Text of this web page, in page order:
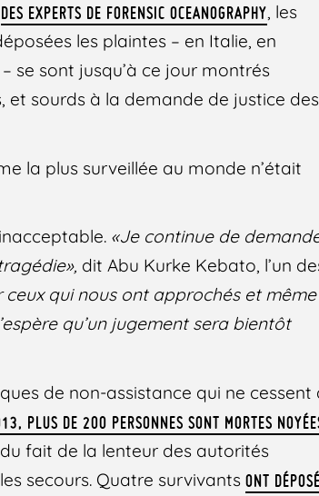
DES EXPERTS DE FORENSIC OCEANOGRAPHY, les
les plaintes – en Italie, en
se sont jusqu’à ce jour montrés
sourds à la demande de justice des
la plus surveillée au monde n’était
«Je continue de
dit Abu Kurke Kebato, l’un
qui nous ont approchés et même
qu’un jugement sera bientôt
de non-assistance qui ne cessent
PLUS DE 200 PERSONNES SONT MORTES
fait de la lenteur des autorités
secours. Quatre survivantsONT DÉPOSÉ